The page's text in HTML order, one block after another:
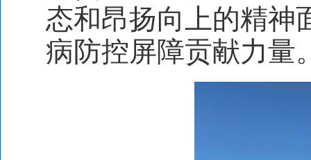
态和昂扬向上的精神
病防控屏障贡献力量